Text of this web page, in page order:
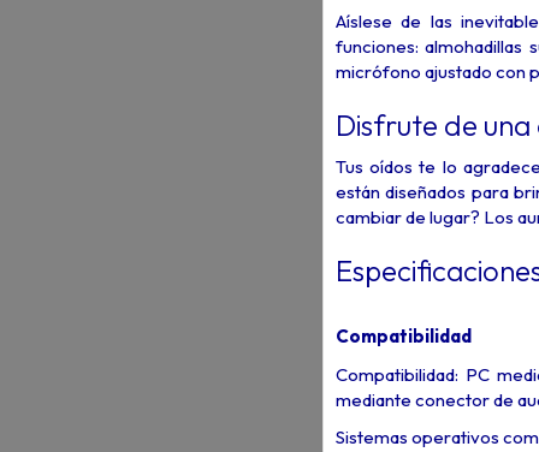
Aíslese de las
funciones: almohadillas
micrófono ajustado con
Disfrute de
Tus oídos te lo
están diseñados para
cambiar de lugar? Los
Compatibilidad
Compatibilidad: PC
mediante conector de
Sistemas operativos